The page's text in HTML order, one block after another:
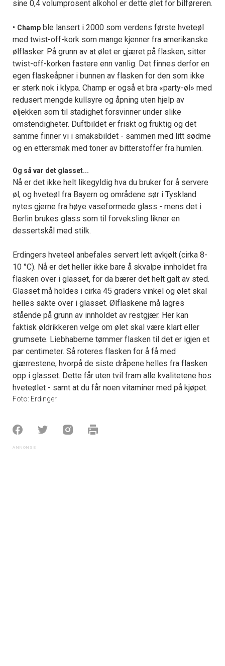
sine 0,4 volumprosent alkohol er dette ølet for bilføreren.
• Champ ble lansert i 2000 som verdens første hveteøl
med twist-off-kork som mange kjenner fra amerikanske
ølflasker. På grunn av at ølet er gjæret på flasken, sitter
twist-off-korken fastere enn vanlig. Det finnes derfor en
egen flaskeåpner i bunnen av flasken for den som ikke
er sterk nok i klypa. Champ er også et bra «party-øl» med
redusert mengde kullsyre og åpning uten hjelp av
øljekken som til stadighet forsvinner under slike
omstendigheter. Duftbildet er friskt og fruktig og det
samme finner vi i smaksbildet - sammen med litt sødme
og en ettersmak med toner av bitterstoffer fra humlen.
Og så var det glasset...
Nå er det ikke helt likegyldig hva du bruker for å servere
øl, og hveteøl fra Bayern og områdene sør i Tyskland
nytes gjerne fra høye vaseformede glass - mens det i
Berlin brukes glass som til forveksling likner en
dessertskål med stilk.
Erdingers hveteøl anbefales servert lett avkjølt (cirka 8-
10 °C). Nå er det heller ikke bare å skvalpe innholdet fra
flasken over i glasset, for da bærer det helt galt av sted.
Glasset må holdes i cirka 45 graders vinkel og ølet skal
helles sakte over i glasset. Ølflaskene må lagres
stående på grunn av innholdet av restgjær. Her kan
faktisk øldrikkeren velge om ølet skal være klart eller
grumsete. Liebhaberne tømmer flasken til det er igjen et
par centimeter. Så roteres flasken for å få med
gjærrestene, hvorpå de siste dråpene helles fra flasken
opp i glasset. Dette får uten tvil fram alle kvalitetene hos
hveteølet - samt at du får noen vitaminer med på kjøpet.
Foto: Erdinger